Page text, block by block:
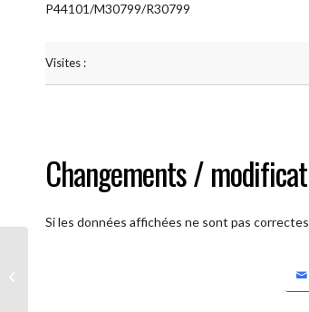
P44101/M30799/R30799
Visites :
Changements /
Si les données affichées ne sont pas